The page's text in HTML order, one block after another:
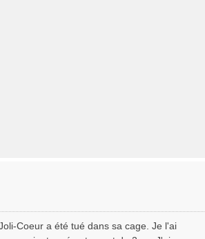
Coeur a été tué dans sa cage. Je l'ai